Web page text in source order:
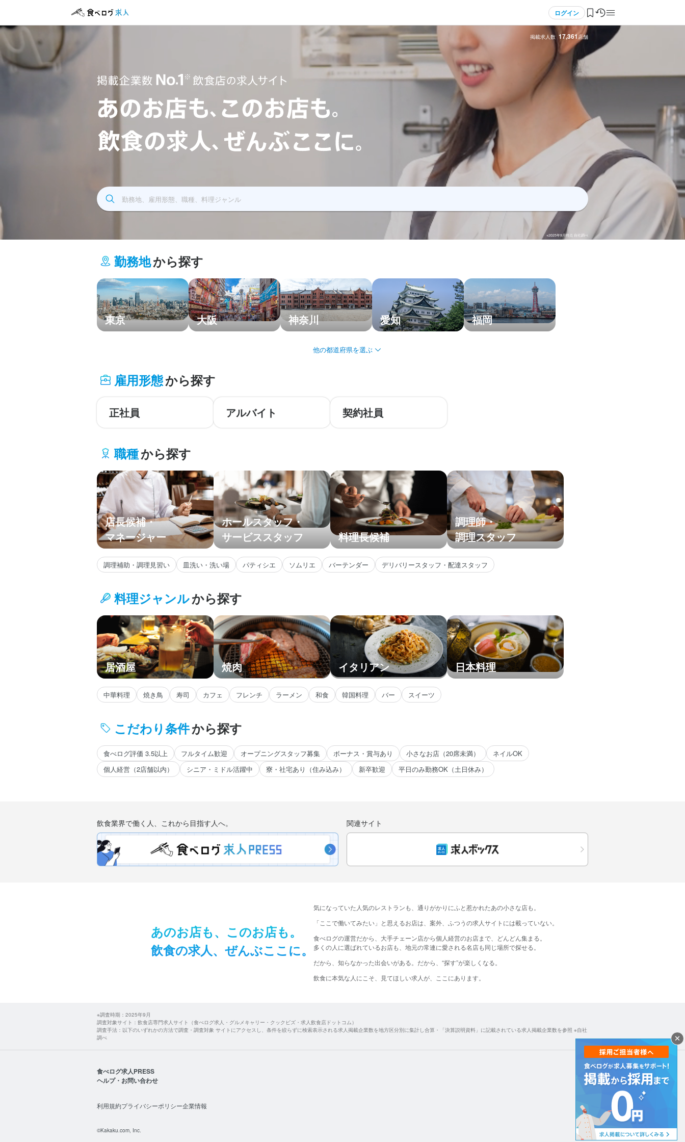
ログイン
掲載求人数 17,361店舗
勤務地、雇用形態、職種、料理ジャンル
※2025年9月時点 自社調べ
勤務地から探す
東京 大阪 神奈川 愛知 福岡
関東
中国・四国
九州・沖縄
主要エリア
雇用形態から探す
正社員 アルバイト 契約社員
職種から探す
店長候補・
マネージャー
ホールスタッフ・
サービススタッフ
料理長候補
調理師・
調理スタッフ
調理補助・調理見習い 皿洗い・洗い場 パティシエ ソムリエ バーテンダー デリバリースタッフ・配達スタッフ
料理ジャンルから探す
居酒屋 焼肉 イタリアン 日本料理
中華料理 焼き鳥 寿司 カフェ フレンチ ラーメン 和食 韓国料理 バー スイーツ
こだわり条件から探す
食べログ評価 3.5以上 フルタイム歓迎 オープニングスタッフ募集 ボーナス・賞与あり 小さなお店（20席未満）
ネイルOK
個人経営（2店舗以内）
シニア・ミドル活躍中 寮・社宅あり（住み込み） 新卒歓迎 平日のみ勤務OK（土日休み）
飲食業界で働く人、これから目指す人へ。 関連サイト
あの​お店も、​この​お店も。​
飲食の​求人、​ぜんぶ​ここに。​
気に​なっていた​人気の​レストランも、​通りが​かりに​ふと​惹かれた​あの​小さな​店も。​
​「ここで​働いてみたい」と​思える​お店は、​案外、​ふつうの​求人サイトには​載っていない。​
食べログの運営だから、大手チェーン店から個人経営のお店まで、どんどん集まる。
多くの人に選ばれているお店も、地元の常連に愛される名店も同じ場所で探せる。​
だから、​知らなかった​出会いが​ある。 ​だから、​“探す”が​楽しくなる。​
飲食に​本気な​人に​こそ、​
見て​ほしい​求人が、​ここに​あります。​
※調査時期：2025年9月
調査対象サイト：飲食店専門求人サイト（食べログ求人・グルメキャリー・クックビズ・求人飲食店ドットコム）
調査手法：以下のいずれかの方法で調査・調査対象 サイトにアクセスし、条件を絞らずに検索表示される求人掲載企業数を地方区分別に集計し合算・「決算説明資料」に記載されている求人掲載企業数を参照 ※自社
調べ
食べログ求人PRESS
ヘルプ・お問い合わせ
利用規約プライバシーポリシー企業情報
©Kakaku.com, Inc.